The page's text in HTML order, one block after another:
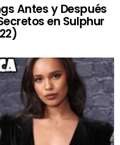
Antes y Después
en Sulphur